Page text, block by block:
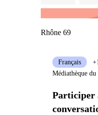
Rhône 69
Participer
Français
+1
Médiathèque du